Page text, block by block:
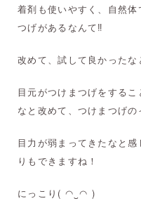
着剤も使いやすく、自然
つげがあるなんて‼︎
改めて、試して良かったな
目元がつけまつげをする
なと改めて、つけまつげ
目力が弱まってきたなと
りもできますね！
にっこり( ◠‿◠ )